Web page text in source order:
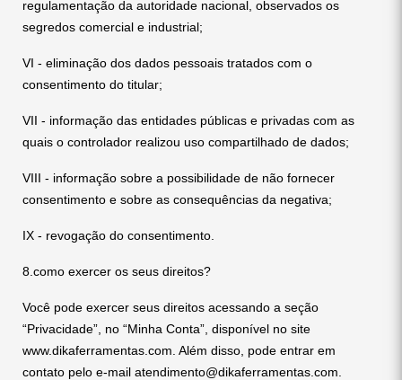
regulamentação da autoridade nacional, observados os
segredos comercial e industrial;
VI - eliminação dos dados pessoais tratados com o
consentimento do titular;
VII - informação das entidades públicas e privadas com as
quais o controlador realizou uso compartilhado de dados;
VIII - informação sobre a possibilidade de não fornecer
consentimento e sobre as consequências da negativa;
IX - revogação do consentimento.
8.como exercer os seus direitos?
Você pode exercer seus direitos acessando a seção
“Privacidade”, no “Minha Conta”, disponível no site
www.dikaferramentas.com. Além disso, pode entrar em
contato pelo e-mail atendimento@dikaferramentas.com.